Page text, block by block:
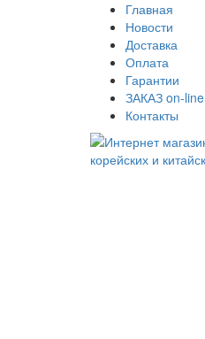
Главная
Новости
Доставка
Оплата
Гарантии
ЗАКАЗ on-line
Контакты